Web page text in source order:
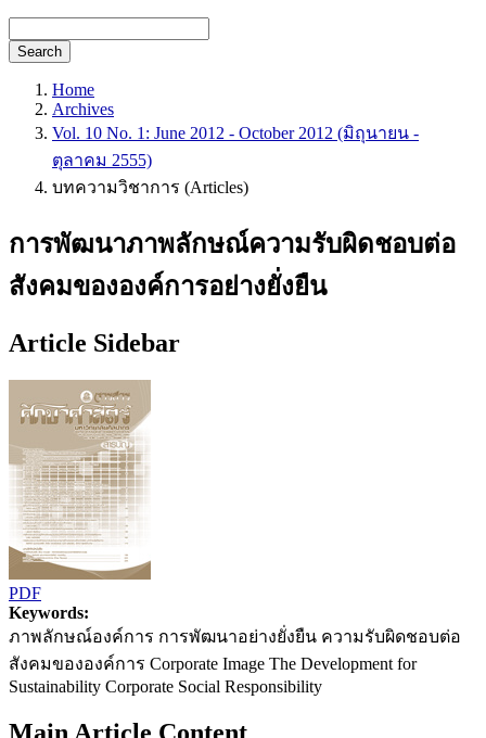
Search
Home
Archives
Vol. 10 No. 1: June 2012 - October 2012 (มิถุนายน -
ตุลาคม 2555)
บทความวิชาการ (Articles)
การพัฒนาภาพลักษณ์ความรับผิดชอบต่อ
สังคมขององค์การอย่างยั่งยืน
Article Sidebar
PDF
Keywords:
ภาพลักษณ์องค์การ การพัฒนาอย่างยั่งยืน ความรับผิดชอบต่อ
สังคมขององค์การ Corporate Image The Development for
Sustainability Corporate Social Responsibility
Main Article Content